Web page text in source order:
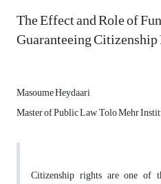
The Effect and Role of
Guaranteeing
Masoume Heydaari
Master of Public Law, Tolo Mehr
Citizenship rights are one of